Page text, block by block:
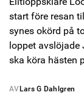
start före resan
synes okörd på
loppet avslöjade
ska köra hästen
AV Lars G Dahlgren